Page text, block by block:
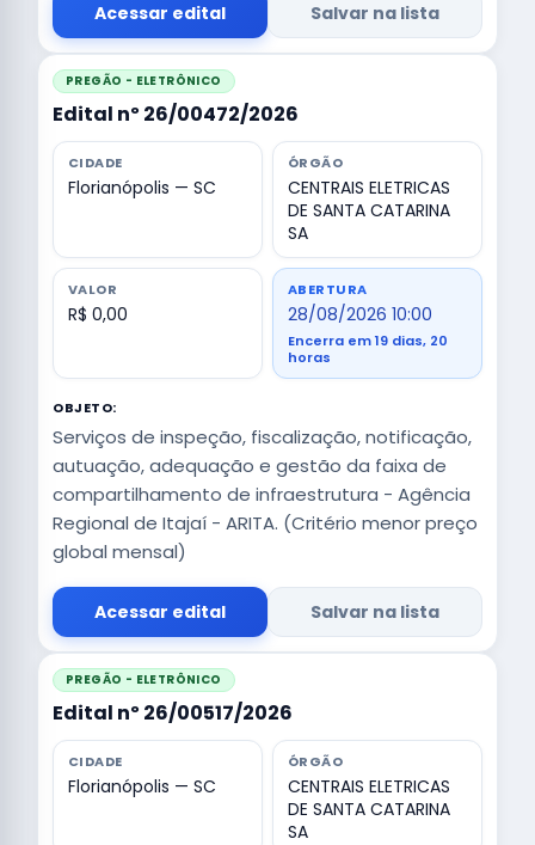
Acessar edital Salvar na lista
PREGÃO - ELETRÔNICO
Edital nº 26/00472/2026
CIDADE
Florianópolis — SC
ÓRGÃO
CENTRAIS ELETRICAS
DE SANTA CATARINA
SA
VALOR
R$ 0,00
ABERTURA
28/08/2026 10:00
Encerra em 19 dias, 20
horas
OBJETO:
Serviços de inspeção, fiscalização, notificação,
autuação, adequação e gestão da faixa de
compartilhamento de infraestrutura - Agência
Regional de Itajaí - ARITA. (Critério menor preço
global mensal)
Acessar edital Salvar na lista
PREGÃO - ELETRÔNICO
Edital nº 26/00517/2026
CIDADE
Florianópolis — SC
ÓRGÃO
CENTRAIS ELETRICAS
DE SANTA CATARINA
SA